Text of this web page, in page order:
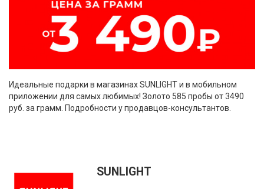
Идеальные подарки в магазинах SUNLIGHT и в мобильном
приложении для самых любимых! Золото 585 пробы от 3490
руб. за грамм. Подробности у продавцов-консультантов.
SUNLIGHT